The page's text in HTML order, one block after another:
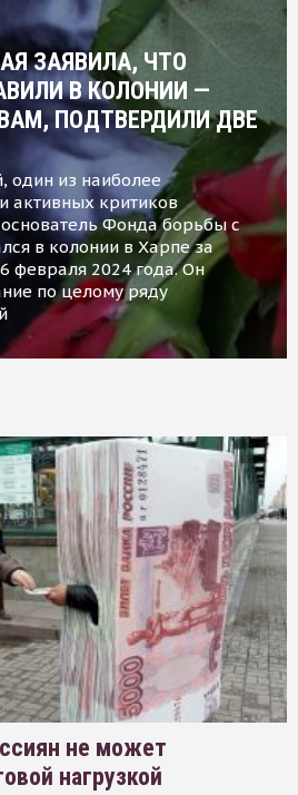
ЗАЯВИЛА, ЧТО
В КОЛОНИИ —
ПОДТВЕРДИЛИ ДВЕ
один из наиболее
активных критиков
Фонда борьбы с
в колонии в Харпе за
февраля 2024 года. Он
по целому ряду
не может
нагрузкой